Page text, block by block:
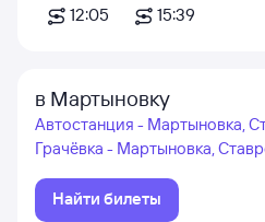
12:05
15:39
в Мартыновку
Автостанция - Мартыновка,
Грачёвка - Мартыновка,
Найти билеты